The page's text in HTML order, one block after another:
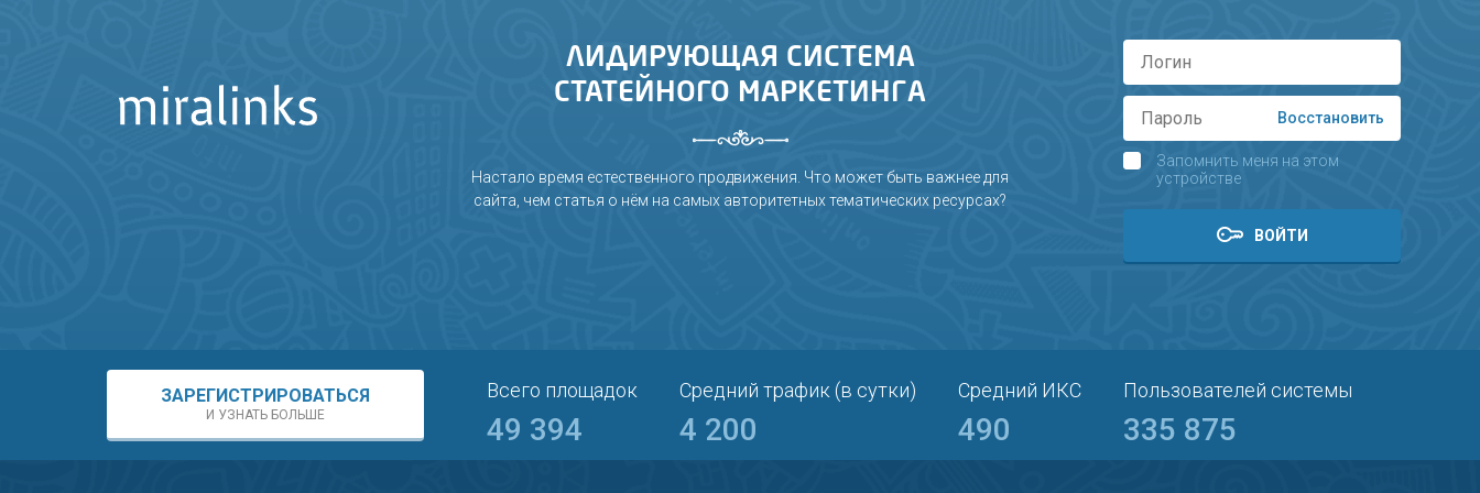
Восстановить
Запомнить меня на этом
устройстве
ВОЙТИ
ЛИДИРУЮЩАЯ СИСТЕМА
СТАТЕЙНОГО МАРКЕТИНГА
Настало время естественного продвижения. Что может быть важнее для
сайта, чем статья о нём на самых авторитетных тематических ресурсах?
ЗАРЕГИСТРИРОВАТЬСЯ
И УЗНАТЬ БОЛЬШЕ
Всего площадок
49 394
Средний трафик (в сутки)
4 200
Средний ИКС
490
Пользователей системы
335 875